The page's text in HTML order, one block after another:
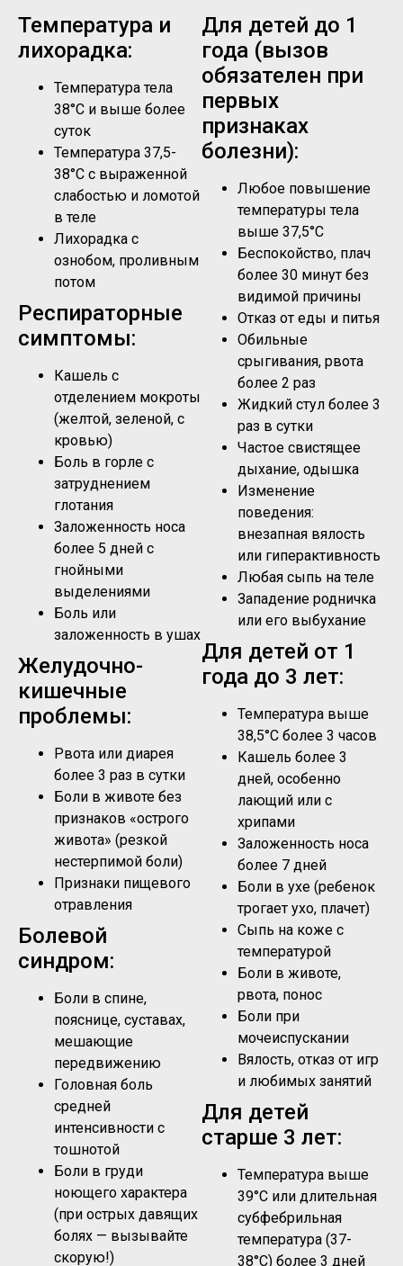
Температура и
лихорадка:
Температура тела
38°C и выше более
суток
Температура 37,5-
38°C с выраженной
слабостью и ломотой
в теле
Лихорадка с
ознобом, проливным
потом
Респираторные
симптомы:
Кашель с
отделением мокроты
(желтой, зеленой, с
кровью)
Боль в горле с
затруднением
глотания
Заложенность носа
более 5 дней с
гнойными
выделениями
Боль или
заложенность в ушах
Желудочно-
кишечные
проблемы:
Рвота или диарея
более 3 раз в сутки
Боли в животе без
признаков «острого
живота» (резкой
нестерпимой боли)
Признаки пищевого
отравления
Болевой
синдром:
Боли в спине,
пояснице, суставах,
мешающие
передвижению
Головная боль
средней
интенсивности с
тошнотой
Боли в груди
ноющего характера
(при острых давящих
болях — вызывайте
скорую!)
Для детей до 1
года (вызов
обязателен при
первых
признаках
болезни):
Любое повышение
температуры тела
выше 37,5°C
Беспокойство, плач
более 30 минут без
видимой причины
Отказ от еды и питья
Обильные
срыгивания, рвота
более 2 раз
Жидкий стул более 3
раз в сутки
Частое свистящее
дыхание, одышка
Изменение
поведения:
внезапная вялость
или гиперактивность
Любая сыпь на теле
Западение родничка
или его выбухание
Для детей от 1
года до 3 лет:
Температура выше
38,5°C более 3 часов
Кашель более 3
дней, особенно
лающий или с
хрипами
Заложенность носа
более 7 дней
Боли в ухе (ребенок
трогает ухо, плачет)
Сыпь на коже с
температурой
Боли в животе,
рвота, понос
Боли при
мочеиспускании
Вялость, отказ от игр
и любимых занятий
Для детей
старше 3 лет:
Температура выше
39°C или длительная
субфебрильная
температура (37-
38°C) более 3 дней